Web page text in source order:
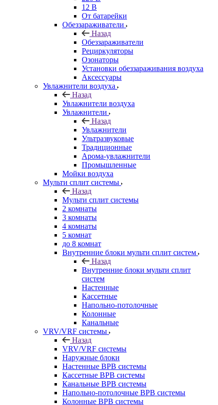
12 В
От батарейки
Обеззараживатели
Назад
Обеззараживатели
Рециркуляторы
Озонаторы
Установки обеззараживания воздуха
Аксессуары
Увлажнители воздуха
Назад
Увлажнители воздуха
Увлажнители
Назад
Увлажнители
Ультразвуковые
Традиционные
Арома-увлажнители
Промышленные
Мойки воздуха
Мульти сплит системы
Назад
Мульти сплит системы
2 комнаты
3 комнаты
4 комнаты
5 комнат
до 8 комнат
Внутренние блоки мульти сплит систем
Назад
Внутренние блоки мульти сплит
систем
Настенные
Кассетные
Напольно-потолочные
Колонные
Канальные
VRV/VRF системы
Назад
VRV/VRF системы
Наружные блоки
Настенные ВРВ системы
Кассетные ВРВ системы
Канальные ВРВ системы
Напольно-потолочные ВРВ системы
Колонные ВРВ системы